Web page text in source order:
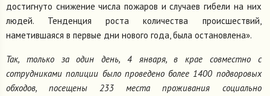
достигнуто снижение числа пожаров и случаев гибели на них
людей. Тенденция роста количества происшествий,
наметившаяся в первые дни нового года, была остановлена».
Так, только за один день, 4 января, в крае совместно с
сотрудниками полиции было проведено более 1400 подворовых
обходов, посещены 233 места проживания социально